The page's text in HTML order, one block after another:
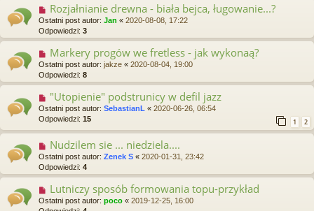
Rozjałnianie drewna - biała bejca, ługowanie...?
Ostatni post autor: Jan « 2020-08-08, 17:22
Odpowiedzi: 3
Markery progów we fretless - jak wykonaą?
Ostatni post autor: jakze « 2020-08-04, 19:00
Odpowiedzi: 8
"Utopienie" podstrunicy w defil jazz
Ostatni post autor: SebastianL « 2020-06-26, 06:54
Odpowiedzi: 15 1 2
Nudzilem sie ... niedziela....
Ostatni post autor: Zenek S « 2020-01-31, 23:42
Odpowiedzi: 4
Lutniczy sposób formowania topu-przykład
Ostatni post autor: poco « 2019-12-25, 16:00